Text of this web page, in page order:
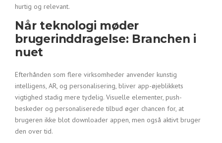
hurtig og relevant.
Når teknologi møder
brugerinddragelse: Branchen i
nuet
Efterhånden som flere virksomheder anvender kunstig
intelligens, AR, og personalisering, bliver app-øjeblikkets
vigtighed stadig mere tydelig. Visuelle elementer, push-
beskeder og personaliserede tilbud øger chancen for, at
brugeren ikke blot downloader appen, men også aktivt bruger
den over tid.